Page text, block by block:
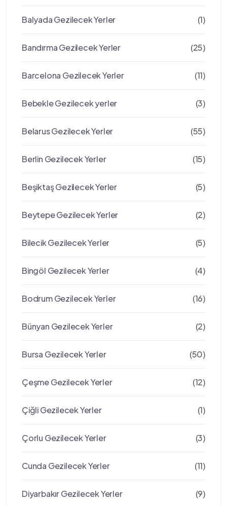
Balyada Gezilecek Yerler (1)
Bandırma Gezilecek Yerler (25)
Barcelona Gezilecek Yerler (11)
Bebekle Gezilecek yerler (3)
Belarus Gezilecek Yerler (55)
Berlin Gezilecek Yerler (15)
Beşiktaş Gezilecek Yerler (5)
Beytepe Gezilecek Yerler (2)
Bilecik Gezilecek Yerler (5)
Bingöl Gezilecek Yerler (4)
Bodrum Gezilecek Yerler (16)
Bünyan Gezilecek Yerler (2)
Bursa Gezilecek Yerler (50)
Çeşme Gezilecek Yerler (12)
Çiğli Gezilecek Yerler (1)
Çorlu Gezilecek Yerler (3)
Cunda Gezilecek Yerler (11)
Diyarbakır Gezilecek Yerler (9)